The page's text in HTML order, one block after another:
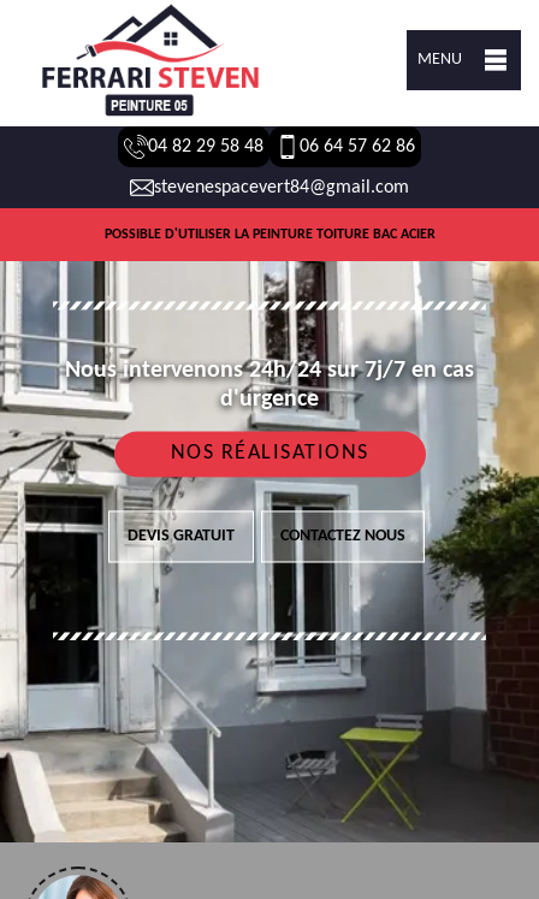
MENU
04 82 29 58 48 06 64 57 62 86
stevenespacevert84@gmail.com
POSSIBLE D'UTILISER LA PEINTURE TOITURE BAC ACIER
Nous intervenons 24h/24 sur 7j/7 en cas
d'urgence
NOS RÉALISATIONS
DEVIS GRATUIT CONTACTEZ NOUS